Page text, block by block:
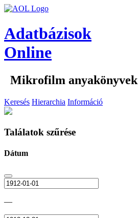
Adatbázisok
Online
Mikrofilm anyakönyvek
Keresés Hierarchia Információ
Találatok szűrése
Dátum
—